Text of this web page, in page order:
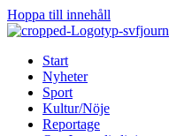
Hoppa till innehåll
Start
Nyheter
Sport
Kultur/Nöje
Reportage